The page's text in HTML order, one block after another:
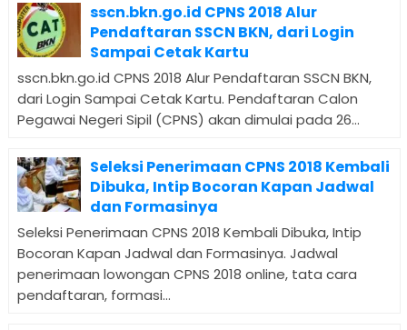
sscn.bkn.go.id CPNS 2018 Alur
Pendaftaran SSCN BKN, dari Login
Sampai Cetak Kartu
sscn.bkn.go.id CPNS 2018 Alur Pendaftaran SSCN BKN,
dari Login Sampai Cetak Kartu. Pendaftaran Calon
Pegawai Negeri Sipil (CPNS) akan dimulai pada 26...
Seleksi Penerimaan CPNS 2018 Kembali
Dibuka, Intip Bocoran Kapan Jadwal
dan Formasinya
Seleksi Penerimaan CPNS 2018 Kembali Dibuka, Intip
Bocoran Kapan Jadwal dan Formasinya. Jadwal
penerimaan lowongan CPNS 2018 online, tata cara
pendaftaran, formasi...